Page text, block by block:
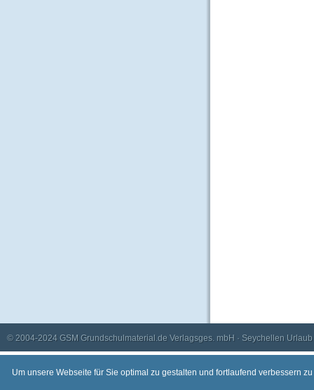
© 2004-2024 GSM Grundschulmaterial.de Verlagsges. mbH · Seychellen Urlaub
Um unsere Webseite für Sie optimal zu gestalten und fortlaufend verbessern